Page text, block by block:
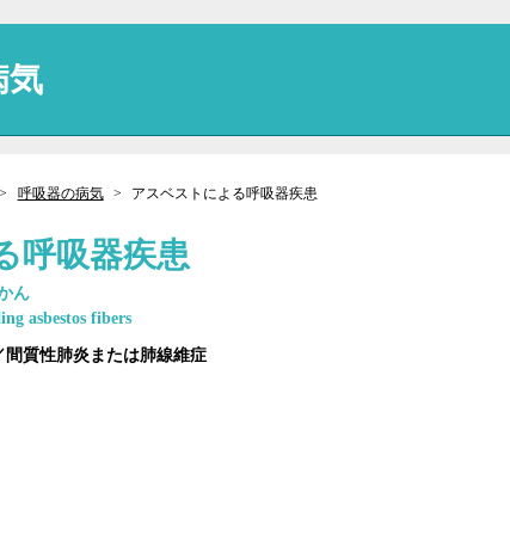
気
呼吸器の病気 アスベストによる呼吸器疾患
呼吸器疾患
ん
asbestos fibers
質性肺炎または肺線維症